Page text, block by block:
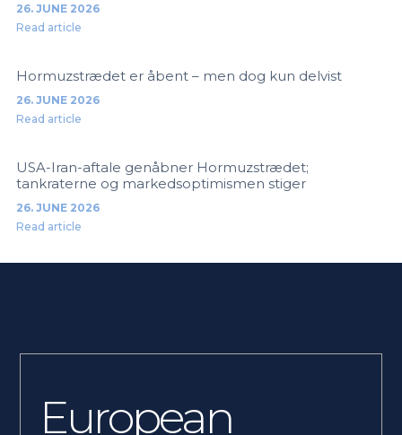
26. JUNE 2026
Read article
Hormuzstrædet er åbent – men dog kun delvist
26. JUNE 2026
Read article
USA-Iran-aftale genåbner Hormuzstrædet;
tankraterne og markedsoptimismen stiger
26. JUNE 2026
Read article
European